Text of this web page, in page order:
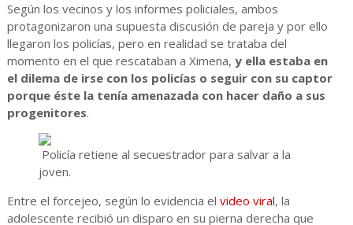
Según los vecinos y los informes policiales, ambos
protagonizaron una supuesta discusión de pareja y por ello
llegaron los policías, pero en realidad se trataba del
momento en el que rescataban a Ximena, y ella estaba en
el dilema de irse con los policías o seguir con su captor
porque éste la tenía amenazada con hacer daño a sus
progenitores.
Policía retiene al secuestrador para salvar a la
joven.
Entre el forcejeo, según lo evidencia el video viral, la
adolescente recibió un disparo en su pierna derecha que